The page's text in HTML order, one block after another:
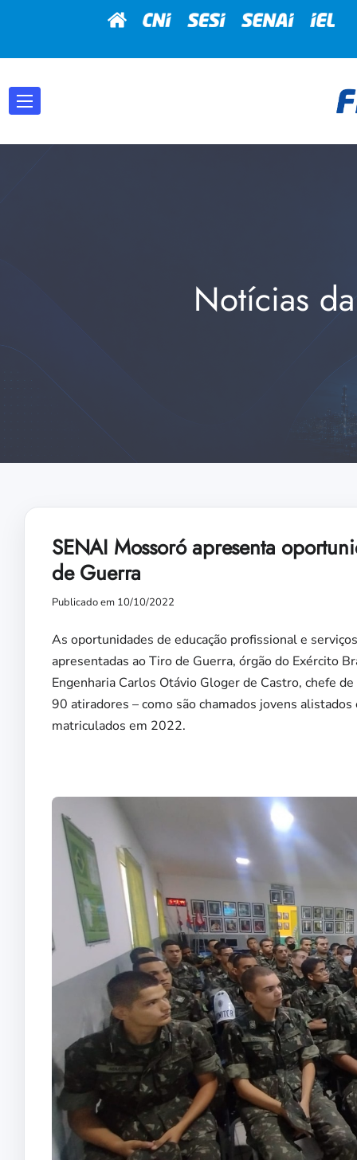
Notícias
SENAI Mossoró apresenta
de Guerra
Publicado em 10/10/2022
As oportunidades de educação profissional e
apresentadas ao Tiro de Guerra, órgão do Exército
Engenharia Carlos Otávio Gloger de Castro, chefe
90 atiradores – como são chamados jovens
matriculados em 2022.